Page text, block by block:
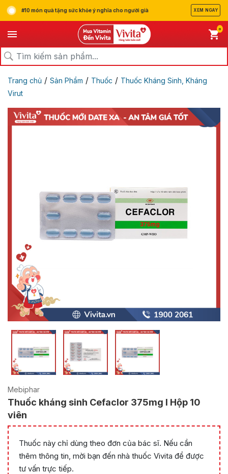
#10 món quà tặng sức khỏe ý nghĩa cho người già XEM NGAY
0
Trang chủ / Sản Phẩm / Thuốc / Thuốc Kháng Sinh, Kháng
Virut
Mebiphar
Thuốc kháng sinh Cefaclor 375mg l Hộp 10
viên
Thuốc này chỉ dùng theo đơn của bác sĩ. Nếu cần
thêm thông tin, mời bạn đến nhà thuốc Vivita để được
tư vấn trực tiếp.